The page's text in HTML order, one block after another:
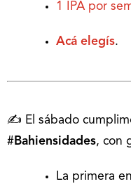
1 IPA por
Acá elegís.
✍️ El sábado
#Bahiensidades, con
La primera